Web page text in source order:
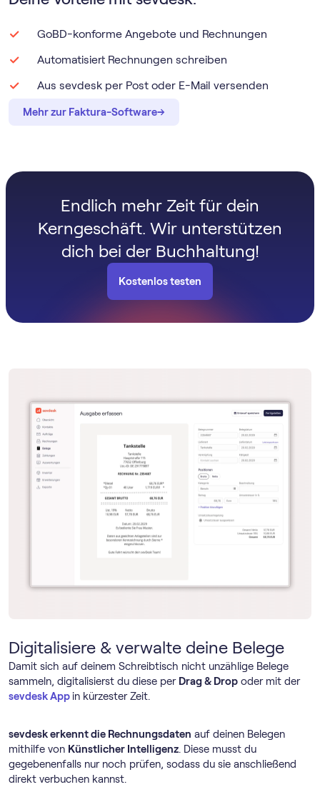
GoBD-konforme Angebote und Rechnungen
Automatisiert Rechnungen schreiben
Aus sevdesk per Post oder E-Mail versenden
Mehr zur Faktura-Software→
→
Endlich mehr Zeit für dein
Kerngeschäft. Wir unterstützen
dich bei der Buchhaltung!
Kostenlos testen
Digitalisiere & verwalte deine Belege
Damit sich auf deinem Schreibtisch nicht unzählige Belege
sammeln, digitalisierst du diese per Drag & Drop oder mit der
sevdesk App in kürzester Zeit.
sevdesk erkennt die Rechnungsdaten auf deinen Belegen
mithilfe von Künstlicher Intelligenz. Diese musst du
gegebenenfalls nur noch prüfen, sodass du sie anschließend
direkt verbuchen kannst.